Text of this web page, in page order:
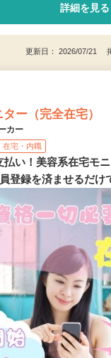
詳細を見る
更新日： 2026/07/21
ー（完全在宅）
カー
在宅・内職
払い！美容系在宅モ
登録を済ませるだけ